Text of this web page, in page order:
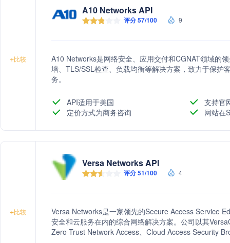
+比较
A10 Networks API
评分 57/100 9
A10 Networks是网络安全、应用交付和CGNAT领域的
墙、TLS/SSL检查、负载均衡等解决方案，致力于保护
务。
API适用于美国
支持官
定价方式为商务咨询
网站在
+比较
Versa Networks API
评分 51/100 4
Versa Networks是一家领先的Secure Access Service
安全和云服务在内的综合网络解决方案。公司以其
Zero Trust Network Access、Cloud Access Security